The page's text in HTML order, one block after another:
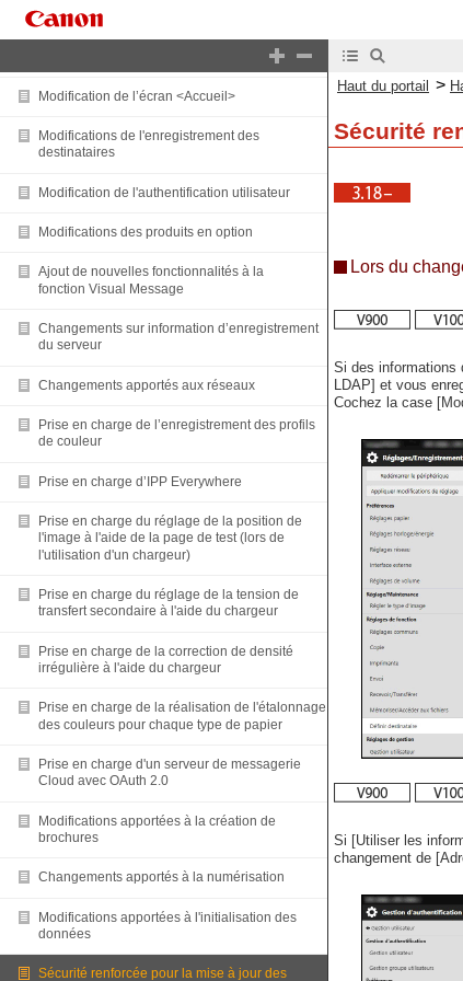
Changements apportés aux fonctions
Modification de l’écran <Accueil>
Modifications de l'enregistrement des
destinataires
Modification de l'authentification utilisateur
Modifications des produits en option
Ajout de nouvelles fonctionnalités à la
fonction Visual Message
Changements sur information d’enregistrement
du serveur
Changements apportés aux réseaux
Prise en charge de l’enregistrement des profils
de couleur
Prise en charge d’IPP Everywhere
Prise en charge du réglage de la position de
l'image à l'aide de la page de test (lors de
l'utilisation d'un chargeur)
Prise en charge du réglage de la tension de
transfert secondaire à l'aide du chargeur
Prise en charge de la correction de densité
irrégulière à l'aide du chargeur
Prise en charge de la réalisation de l'étalonnage
des couleurs pour chaque type de papier
Prise en charge d'un serveur de messagerie
Cloud avec OAuth 2.0
Modifications apportées à la création de
brochures
Changements apportés à la numérisation
Modifications apportées à l'initialisation des
données
Sécurité renforcée pour la mise à jour des
Haut du portail >
Sécurité
Lors du
Si des informations
LDAP] et vous
Cochez la case
Si [Utiliser les
changement de